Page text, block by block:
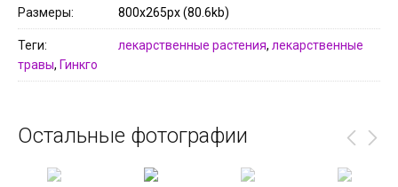
Размеры 800x265px (80.6kb)
Теги лекарственные растения, лекарственные
травы, Гинкго
Остальные фотографии